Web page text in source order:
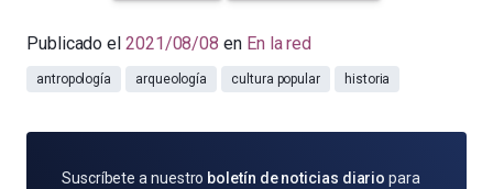
Publicado el 2021/08/08 en En la red
antropología arqueología cultura popular historia
SUSCRÍBETE
Suscríbete a nuestro boletín de noticias diario para